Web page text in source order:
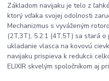
Základom navijaku je telo z
ktorý vďaka svojej odolnosti
Mechanizmus s vyváženým
(2T,3T), 5.2:1 (4T,5T) sa stará
ukladanie vlasca na kovovú
navijaku prispieva k redukcii
ELIXIR skvelým spoločníkom aj